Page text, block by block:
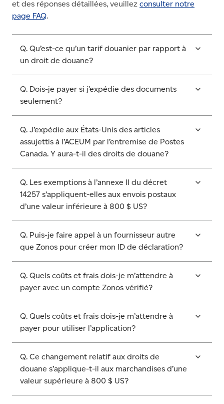
et des réponses détaillées, veuillez consulter notre
page FAQ.
Q. Qu’est-ce qu’un tarif douanier par rapport à
un droit de douane?
Q. Dois-je payer si j’expédie des documents
seulement?
Q. J’expédie aux États-Unis des articles
assujettis à l’ACEUM par l’entremise de Postes
Canada. Y aura-t-il des droits de douane?
Q. Les exemptions à l’annexe II du décret
14257 s’appliquent-elles aux envois postaux
d’une valeur inférieure à 800 $ US?
Q. Puis-je faire appel à un fournisseur autre
que Zonos pour créer mon ID de déclaration?
Q. Quels coûts et frais dois-je m’attendre à
payer avec un compte Zonos vérifié?
Q. Quels coûts et frais dois-je m’attendre à
payer pour utiliser l’application?
Q. Ce changement relatif aux droits de
douane s’applique-t-il aux marchandises d’une
valeur supérieure à 800 $ US?